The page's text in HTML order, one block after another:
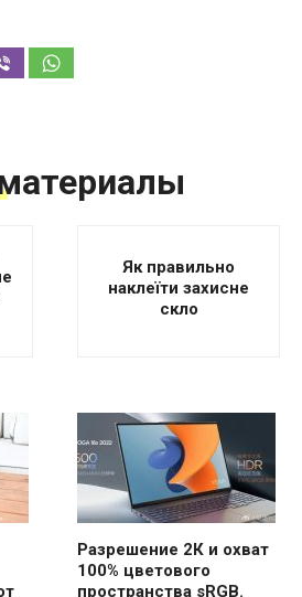
Як правильно
наклеїти захисне
скло
Разрешение 2К и охват
100% цветового
пространства sRGB.